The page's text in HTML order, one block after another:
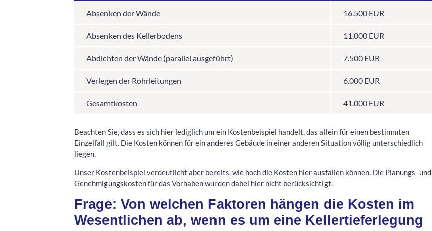
Absenken der Wände 16.500 EUR
Absenken des Kellerbodens 11.000 EUR
Abdichten der Wände (parallel ausgeführt) 7.500 EUR
Verlegen der Rohrleitungen 6.000 EUR
Gesamtkosten 41.000 EUR
Beachten Sie, dass es sich hier lediglich um ein Kostenbeispiel handelt, das allein für einen bestimmten
Einzelfall gilt. Die Kosten können für ein anderes Gebäude in einer anderen Situation völlig unterschiedlich
liegen.
Unser Kostenbeispiel verdeutlicht aber bereits, wie hoch die Kosten hier ausfallen können. Die Planungs- und
Genehmigungskosten für das Vorhaben wurden dabei hier nicht berücksichtigt.
Frage: Von welchen Faktoren hängen die Kosten im
Wesentlichen ab, wenn es um eine Kellertieferlegung